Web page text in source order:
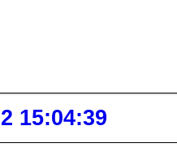
15:04:39